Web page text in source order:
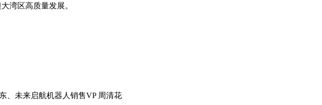
湾区高质量发展。
、未来启航机器人销售VP 周清花